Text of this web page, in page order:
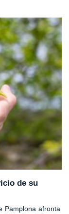
de su
Pamplona afronta